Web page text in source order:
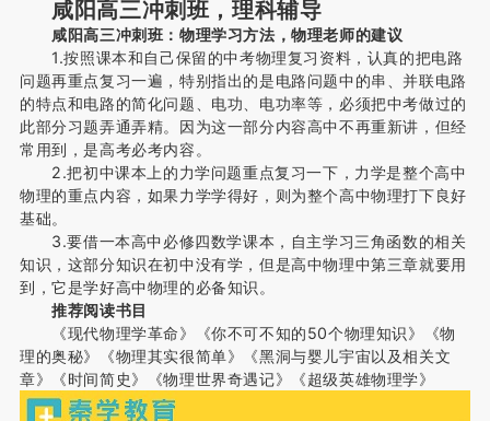
咸阳高三冲刺班，理科辅导
咸阳高三冲刺班：物理学习方法，物理老师的建议
1.按照课本和自己保留的中考物理复习资料，认真的把电路
问题再重点复习一遍，特别指出的是电路问题中的串、并联电路
的特点和电路的简化问题、电功、电功率等，必须把中考做过的
此部分习题弄通弄精。因为这一部分内容高中不再重新讲，但经
常用到，是高考必考内容。
2.把初中课本上的力学问题重点复习一下，力学是整个高中
物理的重点内容，如果力学学得好，则为整个高中物理打下良好
基础。
3.要借一本高中必修四数学课本，自主学习三角函数的相关
知识，这部分知识在初中没有学，但是高中物理中第三章就要用
到，它是学好高中物理的必备知识。
推荐阅读书目
《现代物理学革命》《你不可不知的50个物理知识》《物
理的奥秘》《物理其实很简单》《黑洞与婴儿宇宙以及相关文
章》《时间简史》《物理世界奇遇记》《超级英雄物理学》